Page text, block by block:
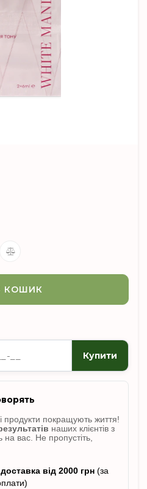
КОШИК
Купити
продукти покращують життя!
наших клієнтів з
на вас. Не пропустіть,
від 2000 грн (за